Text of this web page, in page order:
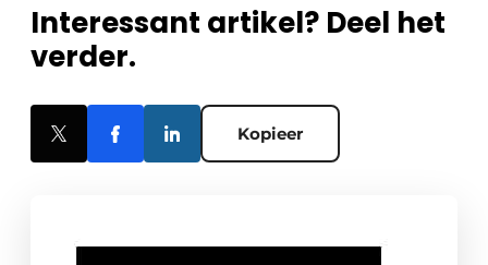
Interessant artikel? Deel het
verder.
Kopieer